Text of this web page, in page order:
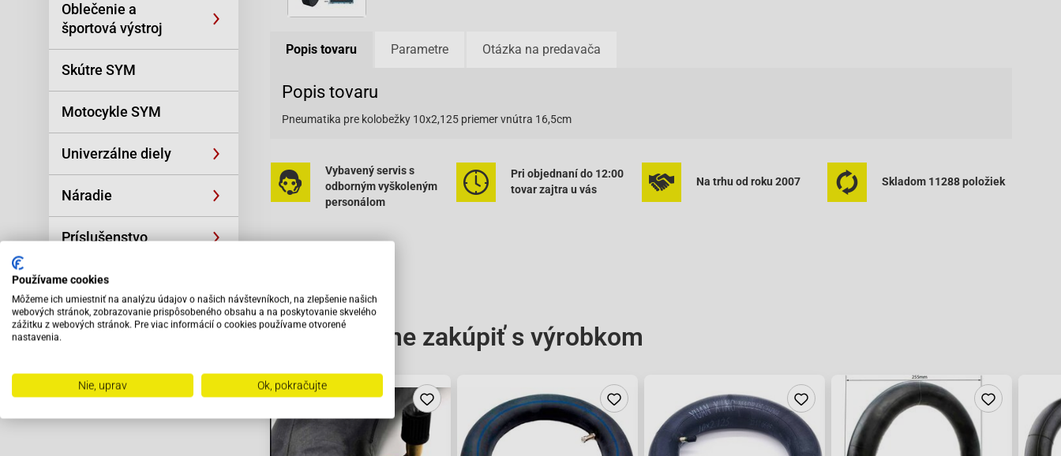
Oblečenie a
športová výstroj
Skútre SYM
Motocykle SYM
Univerzálne diely
Náradie
Príslušenstvo
Výpredaj
Popis tovaru Parametre Otázka na predavača
Popis tovaru
Pneumatika pre kolobežky 10x2,125 priemer vnútra 16,5cm
Vybavený servis s
odborným vyškoleným
personálom
Pri objednaní do 12:00
tovar zajtra u vás
Na trhu od roku 2007 Skladom 11288 položiek
Odporúčame zakúpiť s výrobkom
Používame cookies
Môžeme ich umiestniť na analýzu údajov o našich návštevníkoch, na zlepšenie našich
webových stránok, zobrazovanie prispôsobeného obsahu a na poskytovanie skvelého
zážitku z webových stránok. Pre viac informácií o cookies používame otvorené
nastavenia.
Nie, uprav Ok, pokračujte